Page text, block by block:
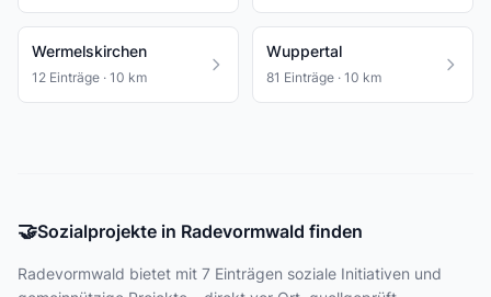
Wermelskirchen
12 Einträge · 10 km
Wuppertal
81 Einträge · 10 km
🤝Sozialprojekte in Radevormwald finden
Radevormwald bietet mit 7 Einträgen soziale Initiativen und